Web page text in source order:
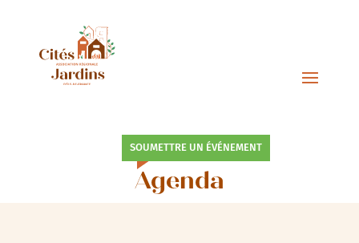
SOUMETTRE UN ÉVÉNEMENT
Agenda